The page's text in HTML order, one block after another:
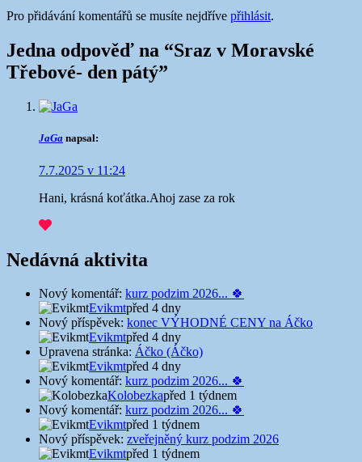
Pro přidávání komentářů se musíte nejdříve přihlásit.
Jedna odpověď na “Sraz v Moravské
Třebové- den pátý”
JaGa napsal:
7.7.2025 v 11:24
Hani, krásná koťátka.Ahoj zase za rok
Nedávná aktivita
Nový komentář: kurz podzim 2026... 🍀
Evikmtpřed 4 dny
Nový příspěvek: konec VÝHODNÉ CENY na Áčko
Evikmtpřed 4 dny
Upravena stránka: Áčko (Áčko)
Evikmtpřed 4 dny
Nový komentář: kurz podzim 2026... 🍀
Kolobezkapřed 1 týdnem
Nový komentář: kurz podzim 2026... 🍀
Evikmtpřed 1 týdnem
Nový příspěvek: zveřejněný kurz podzim 2026
Evikmtpřed 1 týdnem